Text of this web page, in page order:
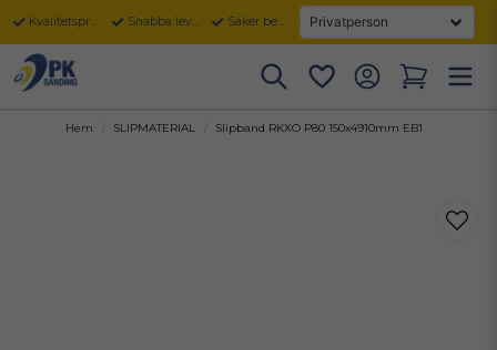
Kvalitetsprodukter Snabba leveranser Säker betalning
Hem SLIPMATERIAL Slipband RKXO P80 150x4910mm EB1